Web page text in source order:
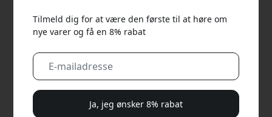
Tilmeld dig for at være den første til at høre om
nye varer og få en 8% rabat
Ja, jeg ønsker 8% rabat